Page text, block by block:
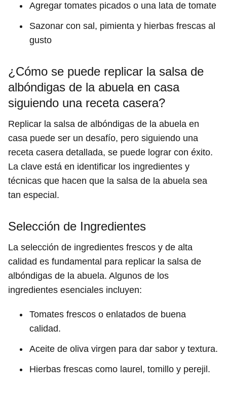
Agregar tomates picados o una lata de tomate
Sazonar con sal, pimienta y hierbas frescas al
gusto
¿Cómo se puede replicar la salsa de
albóndigas de la abuela en casa
siguiendo una receta casera?
Replicar la salsa de albóndigas de la abuela en
casa puede ser un desafío, pero siguiendo una
receta casera detallada, se puede lograr con éxito.
La clave está en identificar los ingredientes y
técnicas que hacen que la salsa de la abuela sea
tan especial.
Selección de Ingredientes
La selección de ingredientes frescos y de alta
calidad es fundamental para replicar la salsa de
albóndigas de la abuela. Algunos de los
ingredientes esenciales incluyen:
Tomates frescos o enlatados de buena
calidad.
Aceite de oliva virgen para dar sabor y textura.
Hierbas frescas como laurel, tomillo y perejil.